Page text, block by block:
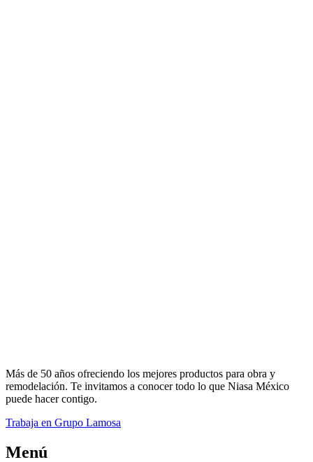
Más de 50 años ofreciendo los mejores productos para obra y
remodelación. Te invitamos a conocer todo lo que Niasa México
puede hacer contigo.
Trabaja en Grupo Lamosa
Menú